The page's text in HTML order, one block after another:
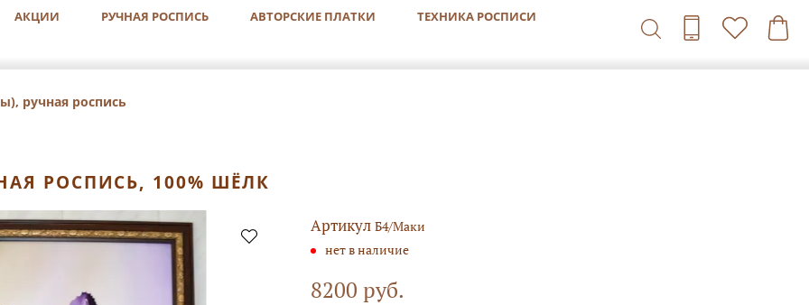
АКЦИИ РУЧНАЯ РОСПИСЬ АВТОРСКИЕ ПЛАТКИ ТЕХНИКА РОСПИСИ
ручная роспись
РОСПИСЬ, 100% ШЁЛК
Артикул Б4/Маки
нет в наличие
8200 руб.